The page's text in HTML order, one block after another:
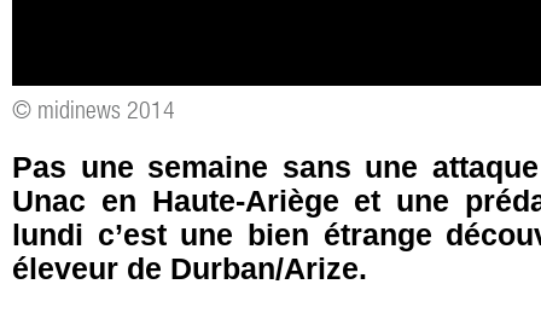
© midinews 2014
Pas une semaine sans une
Unac en Haute-Ariège et une
lundi c’est une bien étrange
éleveur de Durban/Arize.